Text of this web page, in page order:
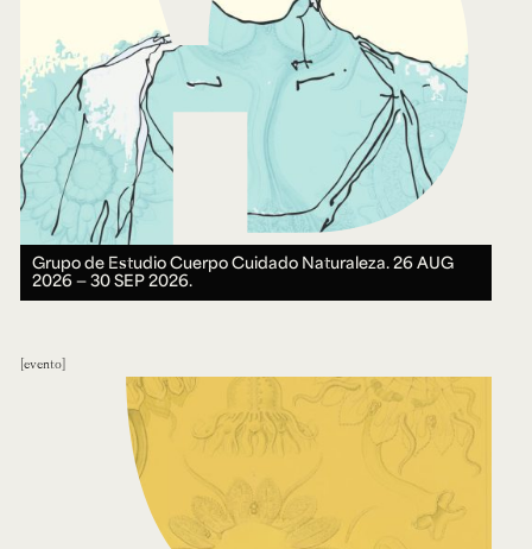
Grupo de Estudio Cuerpo Cuidado Naturaleza.26 AUG
2026 ― 30 SEP 2026.
evento